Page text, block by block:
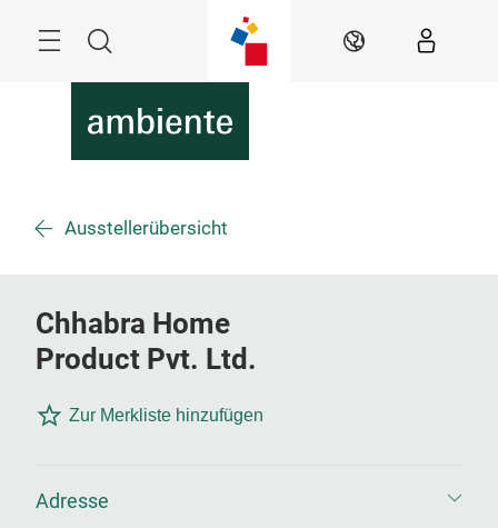
Suche DE
Ausstellerübersicht
Chhabra Home
Product Pvt. Ltd.
Zur Merkliste hinzufügen
Adresse